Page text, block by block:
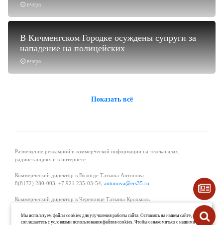
вчера
вчера
В Кичменгском Городке осуждены супруги за
нападение на полицейских
Показать всё
Размещение рекламной и коммерческой информации на телеканалах,
радиостанциях и в интернете.
Коммерческий директор в Вологде Татьяна Антонова
8(8172) 280-003, +7 921 235-03-54, antonova@ers35.ru
Коммерческий директор в Череповце Татьяна Крохмаль
Начальник отдела рекламы в Великом Устюге Екатерина Вьюжанина 8(81738)
Мы используем файлы cookies для улучшения работы сайта. Оставаясь на нашем сайте, вы
соглашаетесь с условиями использования файлов cookies. Чтобы ознакомиться с нашими